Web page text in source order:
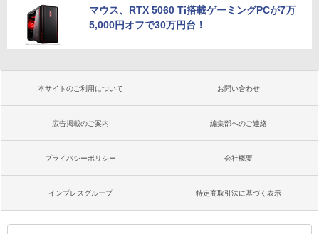
マウス、RTX 5060 Ti搭載ゲーミングPCが7万
5,000円オフで30万円台！
本サイトのご利用について お問い合わせ
広告掲載のご案内 編集部へのご連絡
プライバシーポリシー 会社概要
インプレスグループ 特定商取引法に基づく表示